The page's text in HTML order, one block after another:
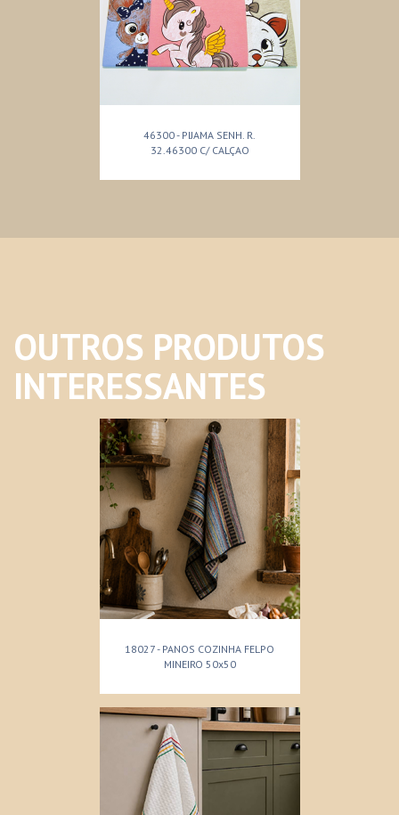
46300 - PIJAMA SENH. R.
32.46300 C/ CALÇAO
OUTROS PRODUTOS
INTERESSANTES
18027 - PANOS COZINHA FELPO
MINEIRO 50x50